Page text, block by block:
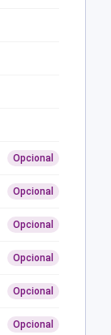
Opcional
Opcional
Opcional
Opcional
Opcional
Opcional